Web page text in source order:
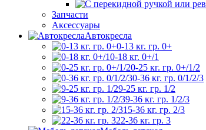
Запчасти
Аксессуары
Автокресла
0-13 кг. гр. 0+
0-18 кг. 0+/1
0-25 кг. гр. 0+/1/2
0-36 кг. гр. 0/1/2/3
9-25 кг. гр. 1/2
9-36 кг. гр. 1/2/3
15-36 кг. гр. 2/3
22-36 кг. гр. 3